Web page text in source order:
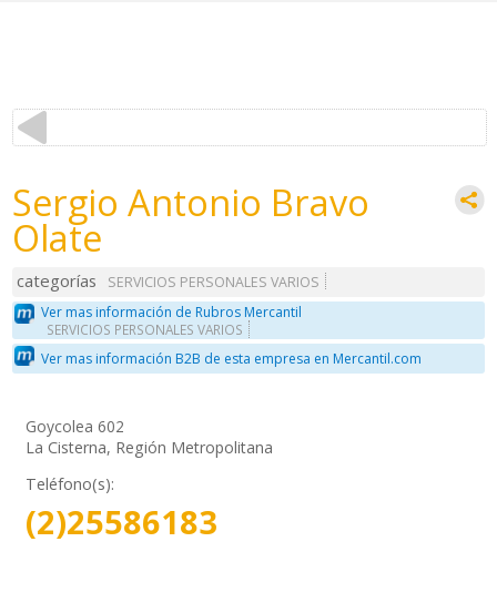
Sergio Antonio Bravo
Olate
categorías
SERVICIOS PERSONALES VARIOS
Ver mas información de Rubros Mercantil
SERVICIOS PERSONALES VARIOS
Ver mas información B2B de esta empresa en Mercantil.com
Goycolea 602
La Cisterna, Región Metropolitana
Teléfono(s):
(2)25586183